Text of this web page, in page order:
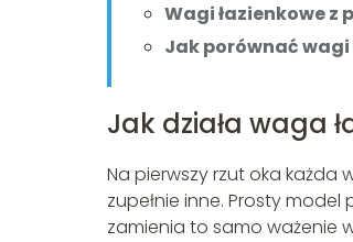
Wagi łazienkowe z
Jak porównać
Jak działa waga
Na pierwszy rzut oka
zupełnie inne. Prosty
zamienia to samo ważenie